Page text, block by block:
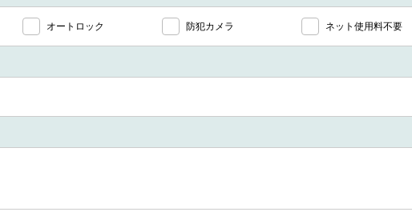
オートロック 防犯カメラ ネット使用料不要